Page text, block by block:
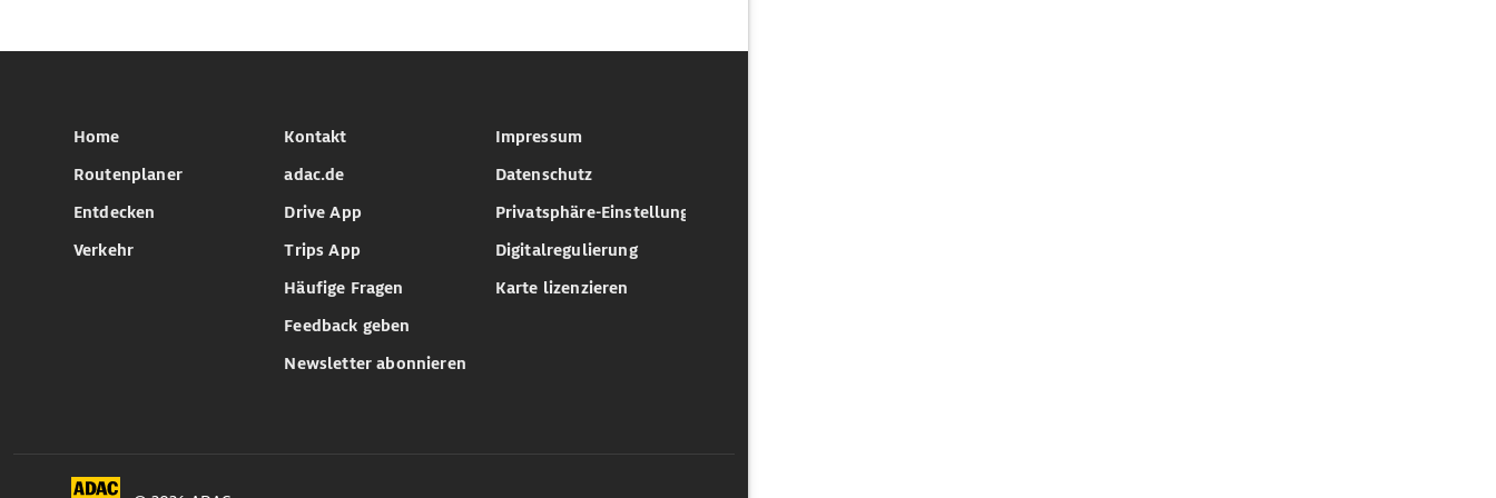
Home
Routenplaner
Entdecken
Verkehr
Kontakt
adac.de
Drive App
Trips App
Häufige Fragen
Feedback geben
Newsletter abonnieren
Impressum
Datenschutz
Privatsphäre-Einstellungen
Digitalregulierung
Karte lizenzieren